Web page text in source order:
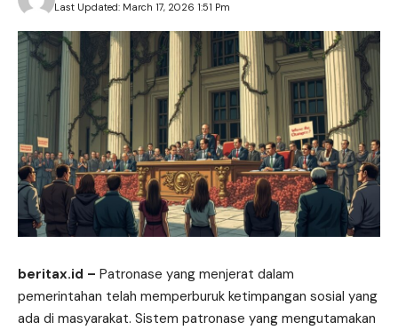
Last Updated: March 17, 2026 1:51 Pm
beritax.id – Patronase yang menjerat dalam
pemerintahan telah memperburuk ketimpangan sosial yang
ada di masyarakat. Sistem patronase yang mengutamakan